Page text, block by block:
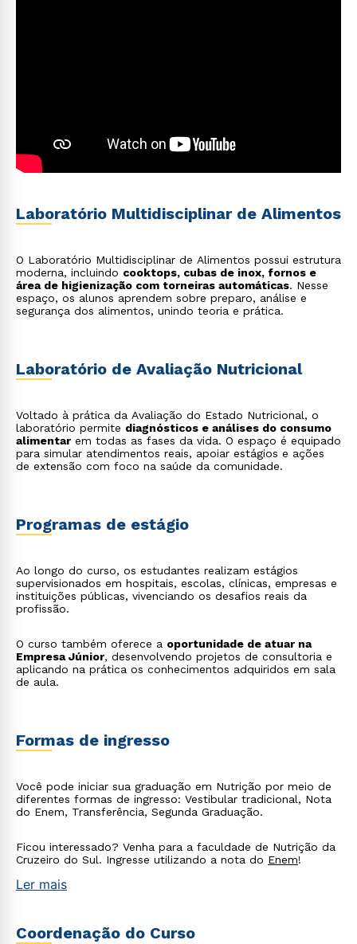
Laboratório Multidisciplinar de Alimentos
O Laboratório Multidisciplinar de Alimentos possui estrutura
moderna, incluindo cooktops, cubas de inox, fornos e
área de higienização com torneiras automáticas. Nesse
espaço, os alunos aprendem sobre preparo, análise e
segurança dos alimentos, unindo teoria e prática.
Laboratório de Avaliação Nutricional
Voltado à prática da Avaliação do Estado Nutricional, o
laboratório permite diagnósticos e análises do consumo
alimentar em todas as fases da vida. O espaço é equipado
para simular atendimentos reais, apoiar estágios e ações
de extensão com foco na saúde da comunidade.
Programas de estágio
Ao longo do curso, os estudantes realizam estágios
supervisionados em hospitais, escolas, clínicas, empresas e
instituições públicas, vivenciando os desafios reais da
profissão.
O curso também oferece a oportunidade de atuar na
Empresa Júnior, desenvolvendo projetos de consultoria e
aplicando na prática os conhecimentos adquiridos em sala
de aula.
Formas de ingresso
Você pode iniciar sua graduação em Nutrição por meio de
diferentes formas de ingresso: Vestibular tradicional, Nota
do Enem, Transferência, Segunda Graduação.
Ficou interessado? Venha para a faculdade de Nutrição da
Cruzeiro do Sul. Ingresse utilizando a nota do Enem!
Ler mais
Coordenação do Curso
Rápido e fácil